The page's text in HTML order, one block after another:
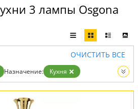
3 лампы Osgona
ОЧИСТИТЬ ВСЕ
Назначение:
Кухня